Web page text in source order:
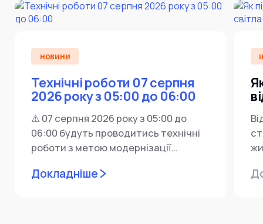
НОВИНИ
Технічні роботи 07 серпня
2026 року з 05:00 до 06:00
⚠️ 07 серпня 2026 року з 05:00 до
06:00 будуть проводитись технічні
роботи з метою модернізації
Докладніше